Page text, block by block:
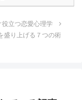
立つ恋愛心理学
盛り上げる７つの術